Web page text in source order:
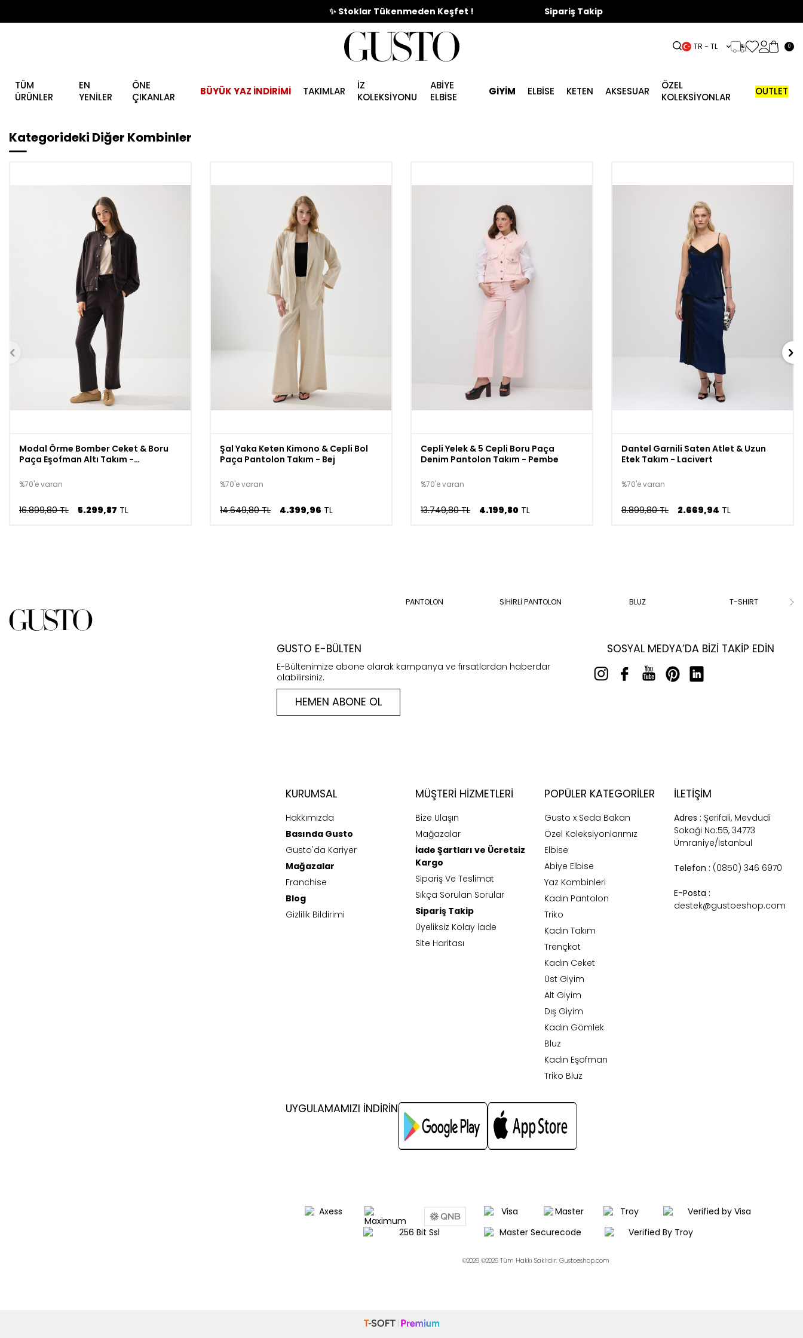
🎉%70'e Varan Büyük Yaz İndirim Başladı !
✨ Stoklar Tükenmeden Keşfet ! Sipariş Takip
TR − TL 0
TÜM
ÜRÜNLER
EN
YENİLER
ÖNE
ÇIKANLAR
BÜYÜK YAZ İNDİRİMİ TAKIMLAR
İZ
KOLEKSİYONU
ABİYE
ELBİSE
GİYİM ELBISE KETEN AKSESUAR
ÖZEL
KOLEKSİYONLAR
OUTLET
Kategorideki Diğer Kombinler
Modal Örme Bomber Ceket & Boru
Paça Eşofman Altı Takım -
%70'e varan
16.899,80 TL 5.299,87 TL
Şal Yaka Keten Kimono & Cepli Bol
Paça Pantolon Takım - Bej
%70'e varan
14.649,80 TL 4.399,96 TL
Cepli Yelek & 5 Cepli Boru Paça
Denim Pantolon Takım - Pembe
%70'e varan
13.749,80 TL 4.199,80 TL
Dantel Garnili Saten Atlet & Uzun
Etek Takım - Lacivert
%70'e varan
8.899,80 TL 2.669,94 TL
PANTOLON SİHİRLİ PANTOLON BLUZ T-SHIRT
GUSTO E-BÜLTEN
E-Bültenimize abone olarak kampanya ve fırsatlardan haberdar
olabilirsiniz.
HEMEN ABONE OL
SOSYAL MEDYA’DA BIZI TAKIP EDIN
KURUMSAL
Hakkımızda
Basında Gusto
Gusto'da Kariyer
Mağazalar
Franchise
Blog
Gizlilik Bildirimi
MÜŞTERI HIZMETLERI
Bize Ulaşın
Mağazalar
İade Şartları ve Ücretsiz
Kargo
Sipariş Ve Teslimat
Sıkça Sorulan Sorular
Sipariş Takip
Üyeliksiz Kolay İade
Site Haritası
POPÜLER KATEGORILER
Gusto x Seda Bakan
Özel Koleksiyonlarımız
Elbise
Abiye Elbise
Yaz Kombinleri
Kadın Pantolon
Triko
Kadın Takım
Trençkot
Kadın Ceket
Üst Giyim
Alt Giyim
Dış Giyim
Kadın Gömlek
Bluz
Kadın Eşofman
Triko Bluz
İLETİŞİM
Adres : Şerifali, Mevdudi
Sokaği No:55, 34773
Ümraniye/İstanbul
Telefon : (0850) 346 6970
E-Posta :
destek@gustoeshop.com
UYGULAMAMIZI İNDİRİN
©2026 ©2026 Tüm Hakkı Saklıdır. Gustoeshop.com